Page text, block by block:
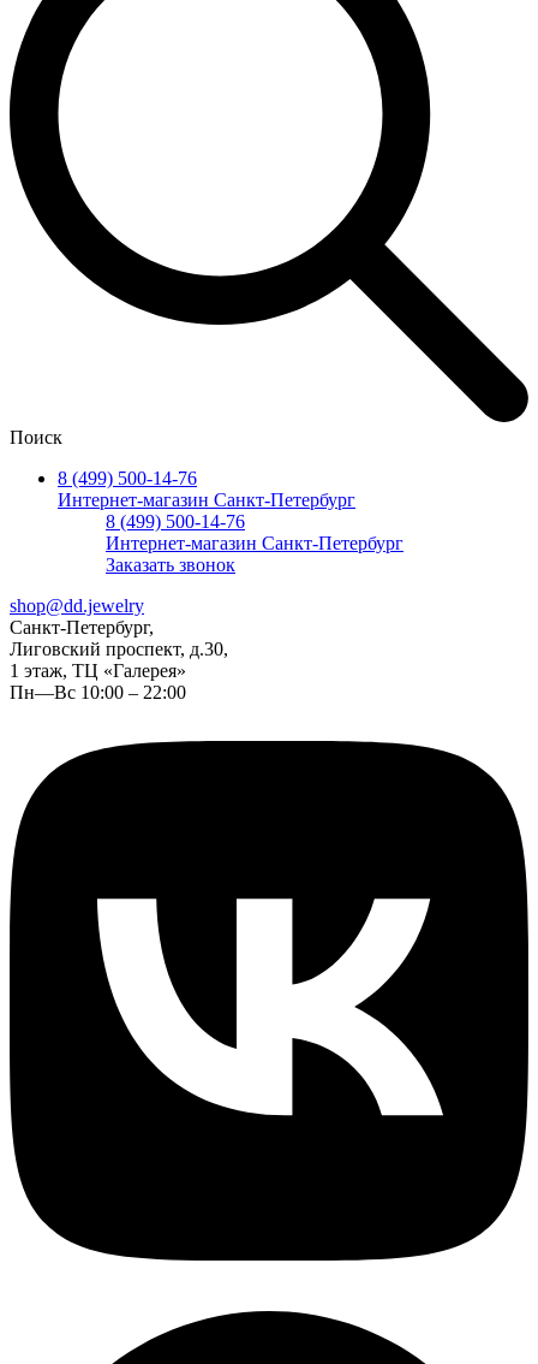
Поиск
8 (499) 500-14-76
Интернет-магазин Санкт-Петербург
8 (499) 500-14-76
Интернет-магазин Санкт-Петербург
Заказать звонок
shop@dd.jewelry
Санкт-Петербург,
Лиговский проспект, д.30,
1 этаж, ТЦ «Галерея»
Пн—Вс 10:00 – 22:00